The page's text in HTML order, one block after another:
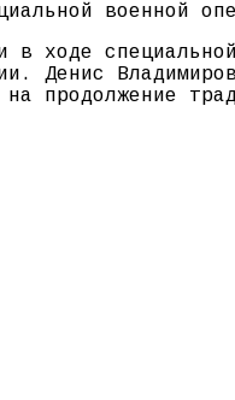
военной
в ходе
Денис
продолжение